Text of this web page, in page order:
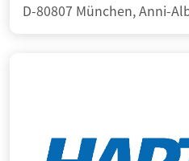
D-80807 München, Anni-